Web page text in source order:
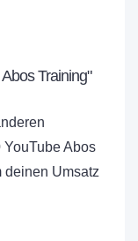
Training"
YouTube Abos
deinen Umsatz